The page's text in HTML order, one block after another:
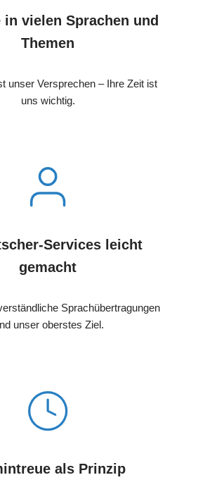
in vielen Sprachen und
Themen
unser Versprechen – Ihre Zeit ist
uns wichtig.
Services leicht
gemacht
Sprachübertragungen
unser oberstes Ziel.
als Prinzip